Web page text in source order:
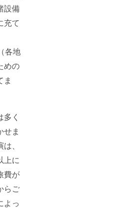
設備
充て
各地
めの
ま
く
せま
、
上に
費が
らご
よっ